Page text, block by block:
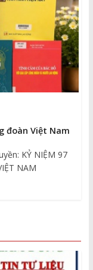
đoàn Việt Nam
KỶ NIỆM 97
NAM